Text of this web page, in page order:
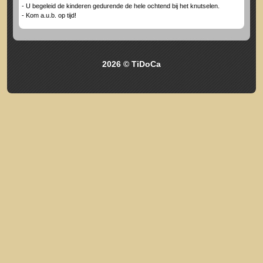
- U begeleid de kinderen gedurende de hele ochtend bij het knutselen.
- Kom a.u.b. op tijd!
2026 © TiDoCa